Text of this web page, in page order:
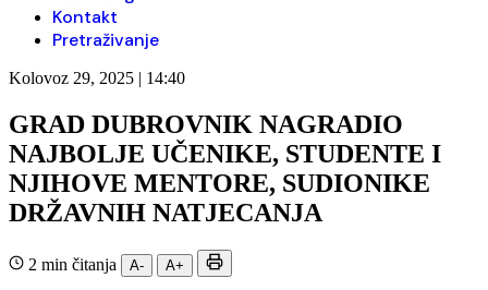
Kontakt
Pretraživanje
Kolovoz 29, 2025 | 14:40
GRAD DUBROVNIK NAGRADIO
NAJBOLJE UČENIKE, STUDENTE I
NJIHOVE MENTORE, SUDIONIKE
DRŽAVNIH NATJECANJA
2 min čitanja A- A+